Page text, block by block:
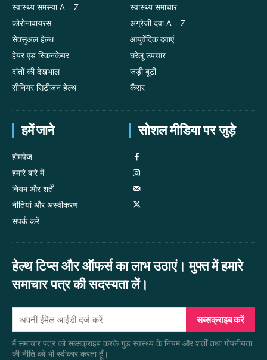
स्वास्थ्य समस्या A – Z
कोरोनावायरस
सेक्सुअल हेल्थ
हेयर एंड स्किनकेयर
दांतों की देखभाल
सीनियर सिटीजन हेल्थ
स्वास्थ्य समाचार
अंग्रेजी दवा A – Z
आयुर्वेदिक दवाएं
घरेलू उपचार
जड़ी बूटी
कैंसर
हमें जाने
होमपेज
हमारे बारे में
नियम और शर्तें
नीतियां और अस्वीकरण
संपर्क करें
सोशल मीडिया पर जुड़े
हेल्थ टिप्स और ऑफर्स का लाभ उठाएं। मुफ्त में हमारे
समाचार पत्र की सदस्यता लें।
सब्सक्राइब करें
मैं समाचार पत्र को सब्सक्राइब करके गुड स्वस्थ्य के नियम और शर्तों तथा गोपनीयता
की नीति को भी स्वीकार करता हूँ।